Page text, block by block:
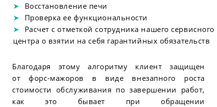
Восстановление печи
Проверка ее функциональности
Расчет с отметкой сотрудника нашего сервисного
центра о взятии на себя гарантийных обязательств
Благодаря этому алгоритму клиент защищен
от форс-мажоров в виде внезапного роста
стоимости обслуживания по завершении работ,
как это бывает при обращении